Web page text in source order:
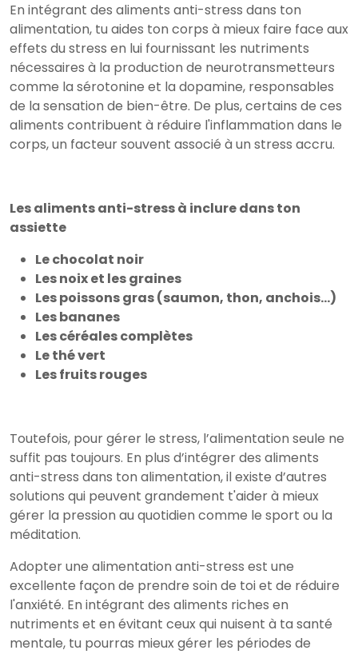
En intégrant des aliments anti-stress dans ton
alimentation, tu aides ton corps à mieux faire face aux
effets du stress en lui fournissant les nutriments
nécessaires à la production de neurotransmetteurs
comme la sérotonine et la dopamine, responsables
de la sensation de bien-être. De plus, certains de ces
aliments contribuent à réduire l'inflammation dans le
corps, un facteur souvent associé à un stress accru.
Les aliments anti-stress à inclure dans ton
assiette
Le chocolat noir
Les noix et les graines
Les poissons gras (saumon, thon, anchois…)
Les bananes
Les céréales complètes
Le thé vert
Les fruits rouges
Toutefois, pour gérer le stress, l’alimentation seule ne
suffit pas toujours. En plus d’intégrer des aliments
anti-stress dans ton alimentation, il existe d’autres
solutions qui peuvent grandement t'aider à mieux
gérer la pression au quotidien comme le sport ou la
méditation.
Adopter une alimentation anti-stress est une
excellente façon de prendre soin de toi et de réduire
l'anxiété. En intégrant des aliments riches en
nutriments et en évitant ceux qui nuisent à ta santé
mentale, tu pourras mieux gérer les périodes de